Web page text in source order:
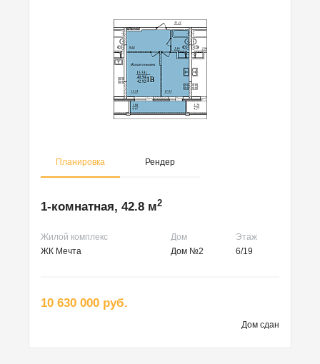
Планировка Рендер
1-комнатная, 42.8 м2
Жилой комплекс Дом
Этаж
ЖК Мечта
Дом №2 6/19
10 630 000 руб.
Дом сдан